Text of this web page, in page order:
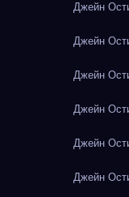
Джейн
Джейн
Джейн
Джейн
Джейн
Джейн